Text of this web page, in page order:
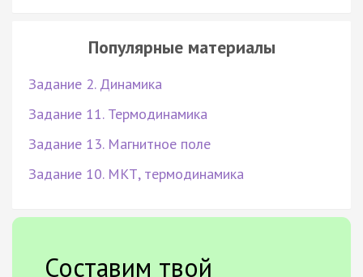
Популярные материалы
Задание 2. Динамика
Задание 11. Термодинамика
Задание 13. Магнитное поле
Задание 10. МКТ, термодинамика
Составим твой